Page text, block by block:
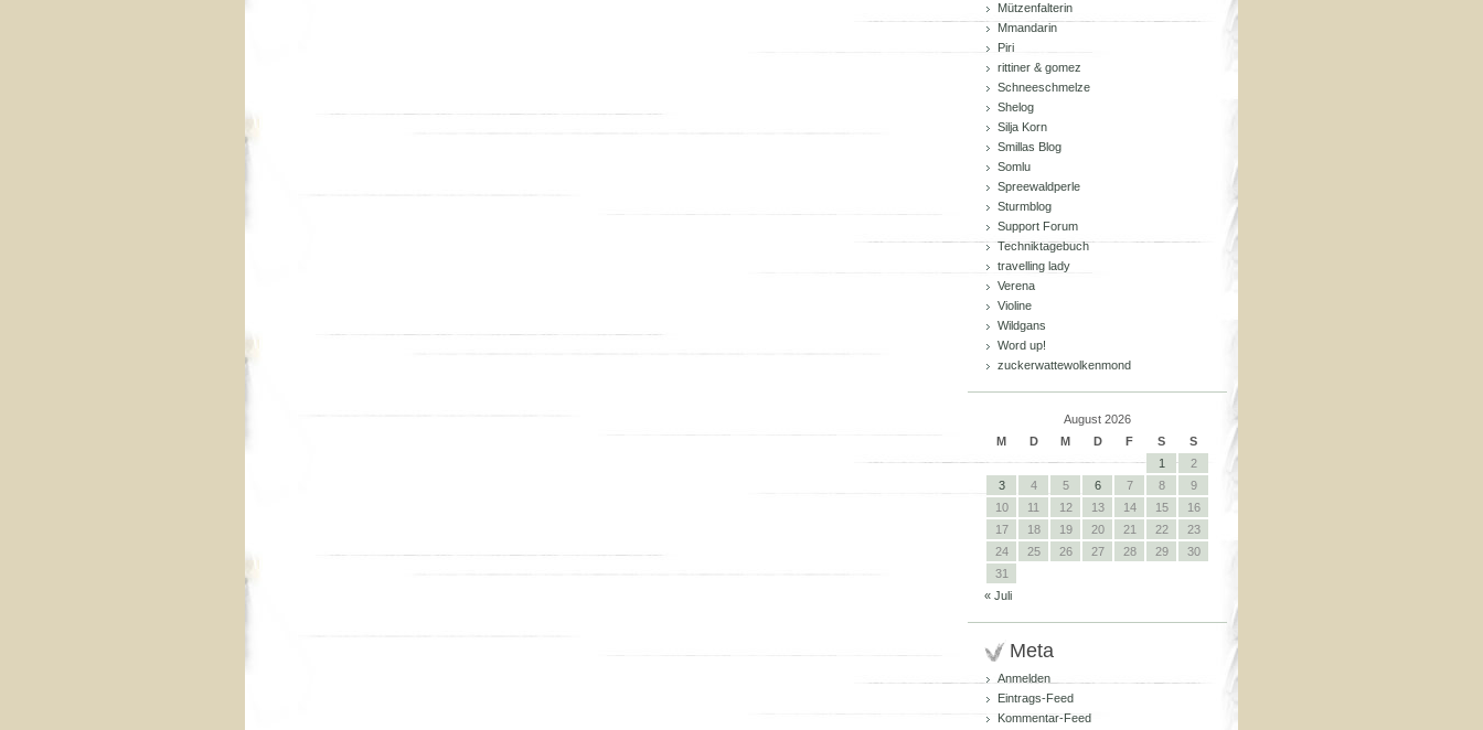
Mützenfalterin
Mmandarin
Piri
rittiner & gomez
Schneeschmelze
Shelog
Silja Korn
Smillas Blog
Somlu
Spreewaldperle
Sturmblog
Support Forum
Techniktagebuch
travelling lady
Verena
Violine
Wildgans
Word up!
zuckerwattewolkenmond
August 2026
M
D M D F S
S
1
2
3
4 5 6 7 8
9
10
11 12 13 14 15
16
17
18 19 20 21 22
23
24
25 26 27 28 29
30
31
« Juli
Meta
Anmelden
Eintrags-Feed
Kommentar-Feed